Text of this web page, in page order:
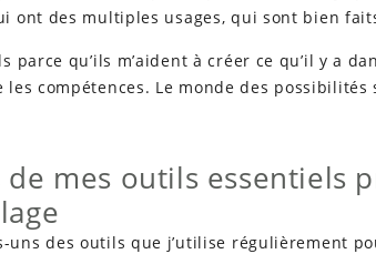
ont des multiples usages, qui sont bien
parce qu’ils m’aident à créer ce qu’il y a
les compétences. Le monde des possibilités
de mes outils essentiels
uns des outils que j’utilise régulièrement